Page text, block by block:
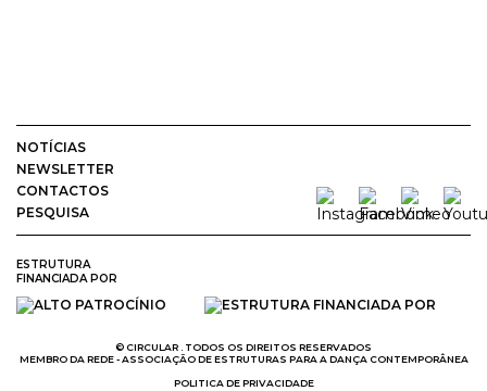
NOTÍCIAS
NEWSLETTER
CONTACTOS
PESQUISA
ESTRUTURA
FINANCIADA POR
© CIRCULAR . TODOS OS DIREITOS RESERVADOS
MEMBRO DA REDE - ASSOCIAÇÃO DE ESTRUTURAS PARA A DANÇA CONTEMPORÂNEA
POLITICA DE PRIVACIDADE